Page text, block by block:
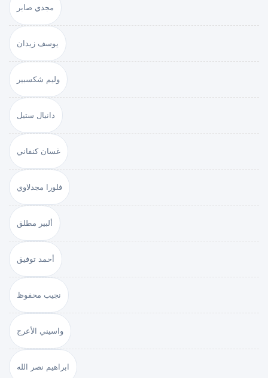
مجدي صابر
يوسف زيدان
وليم شكسبير
دانيال ستيل
غسان كنفاني
فلورا مجدلاوي
ألبير مطلق
أحمد توفيق
نجيب محفوظ
واسيني الأعرج
ابراهيم نصر الله